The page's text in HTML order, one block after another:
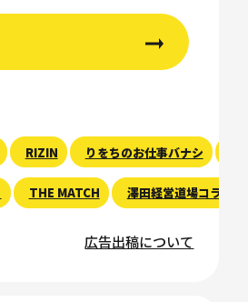
RIZIN りをちのお仕事バナシ
THE MATCH 澤田経営道場コラム
広告出稿について